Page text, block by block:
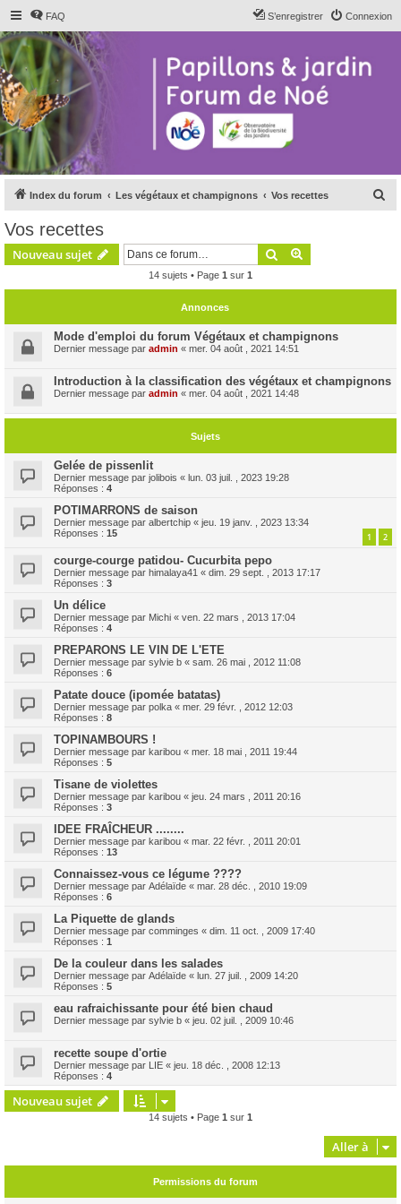
FAQ Connexion
S’enregistrer
Index du forum Les végétaux et champignons Vos recettes
c
r
Vos recettes
Nouveau sujet Rechercher
14 sujets • Page 1 sur 1
Annonces
Mode d'emploi du forum Végétaux et champignons
Dernier message par admin « mer. 04 août , 2021 14:51
Introduction à la classification des végétaux et champignons
Dernier message par admin « mer. 04 août , 2021 14:48
Sujets
Gelée de pissenlit
Dernier message par jolibois « lun. 03 juil. , 2023 19:28
Réponses : 4
POTIMARRONS de saison
Dernier message par albertchip « jeu. 19 janv. , 2023 13:34
Réponses : 15 1 2
courge-courge patidou- Cucurbita pepo
Dernier message par himalaya41 « dim. 29 sept. , 2013 17:17
Réponses : 3
Un délice
Dernier message par Michi « ven. 22 mars , 2013 17:04
Réponses : 4
PREPARONS LE VIN DE L'ETE
Dernier message par sylvie b « sam. 26 mai , 2012 11:08
Réponses : 6
Patate douce (ipomée batatas)
Dernier message par polka « mer. 29 févr. , 2012 12:03
Réponses : 8
TOPINAMBOURS !
Dernier message par karibou « mer. 18 mai , 2011 19:44
Réponses : 5
Tisane de violettes
Dernier message par karibou « jeu. 24 mars , 2011 20:16
Réponses : 3
IDEE FRAÎCHEUR ........
Dernier message par karibou « mar. 22 févr. , 2011 20:01
Réponses : 13
Connaissez-vous ce légume ????
Dernier message par Adélaïde « mar. 28 déc. , 2010 19:09
Réponses : 6
La Piquette de glands
Dernier message par comminges « dim. 11 oct. , 2009 17:40
Réponses : 1
De la couleur dans les salades
Dernier message par Adélaïde « lun. 27 juil. , 2009 14:20
Réponses : 5
eau rafraichissante pour été bien chaud
Dernier message par sylvie b « jeu. 02 juil. , 2009 10:46
recette soupe d'ortie
Dernier message par LIE « jeu. 18 déc. , 2008 12:13
Réponses : 4
Nouveau sujet
14 sujets • Page 1 sur 1
Aller à
Permissions du forum